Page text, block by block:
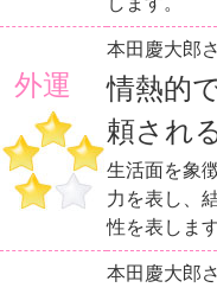
外運
本田慶大郎
情熱的
頼される
生活面を象
力を表し、
性を表します
本田慶大郎